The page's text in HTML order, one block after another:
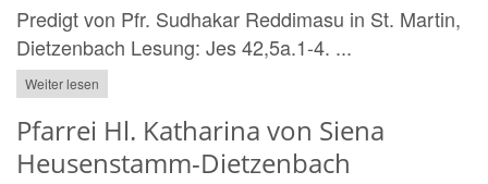
Predigt von Pfr. Sudhakar Reddimasu in St. Martin,
Dietzenbach Lesung: Jes 42,5a.1-4. ...
Weiter lesen
Pfarrei Hl. Katharina von Siena
Heusenstamm-Dietzenbach